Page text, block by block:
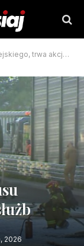
trwa akcja służb
2026